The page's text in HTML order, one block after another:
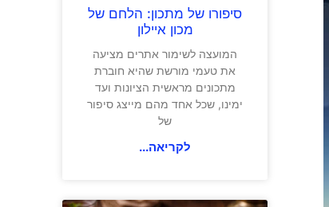
סיפורו של מתכון: הלחם של
מכון איילון
המועצה לשימור אתרים מציעה
את טעמי מורשת שהיא חוברת
מתכונים מראשית הציונות ועד
ימינו, שכל אחד מהם מייצג סיפור
של
לקריאה...